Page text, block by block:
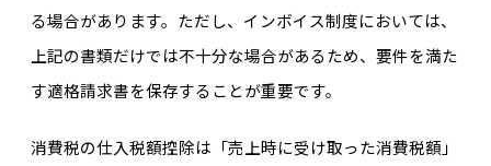
る場合があります。ただし、インボイス制度においては、
上記の書類だけでは不十分な場合があるため、要件を満た
す適格請求書を保存することが重要です。
消費税の仕入税額控除は「売上時に受け取った消費税額」